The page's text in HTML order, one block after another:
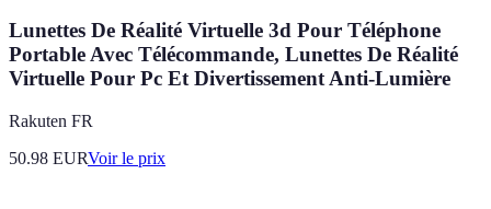
Lunettes De Réalité Virtuelle 3d Pour Téléphone
Portable Avec Télécommande, Lunettes De Réalité
Virtuelle Pour Pc Et Divertissement Anti-Lumière
Rakuten FR
50.98 EURVoir le prix